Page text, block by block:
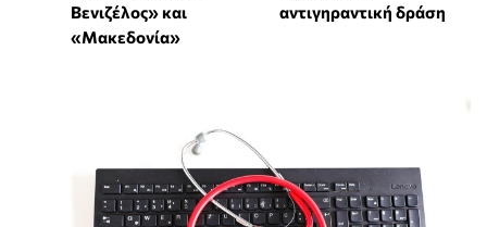
Βενιζέλος» και
«Μακεδονία»
αντιγηραντική δράση